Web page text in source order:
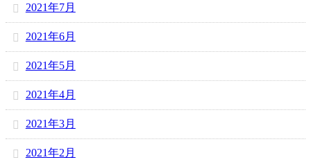
2021年7月
2021年6月
2021年5月
2021年4月
2021年3月
2021年2月